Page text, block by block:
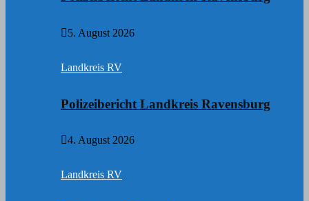
5. August 2026
Landkreis RV
Polizeibericht Landkreis Ravensburg
4. August 2026
Landkreis RV